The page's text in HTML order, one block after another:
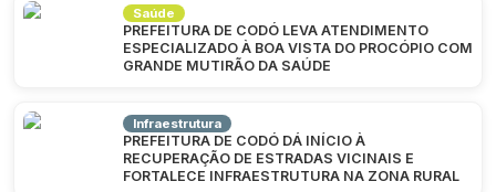
Saúde
PREFEITURA DE CODÓ LEVA ATENDIMENTO
ESPECIALIZADO À BOA VISTA DO PROCÓPIO COM
GRANDE MUTIRÃO DA SAÚDE
Infraestrutura
PREFEITURA DE CODÓ DÁ INÍCIO À
RECUPERAÇÃO DE ESTRADAS VICINAIS E
FORTALECE INFRAESTRUTURA NA ZONA RURAL